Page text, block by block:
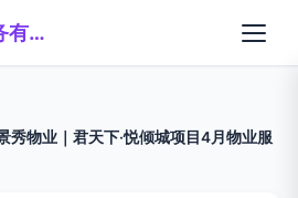
廊坊市万帮物业服务有限公司
秀物业｜君天下·悦倾城项目4月物业服